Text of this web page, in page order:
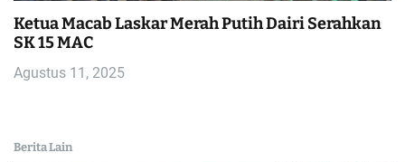
Ketua Macab Laskar Merah Putih Dairi Serahkan
SK 15 MAC
Agustus 11, 2025
Berita Lain